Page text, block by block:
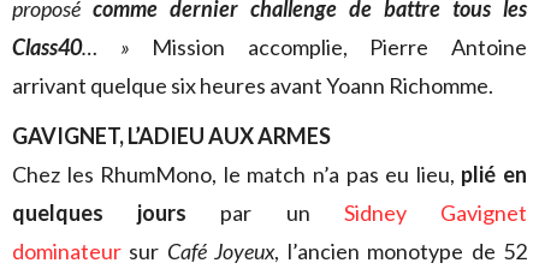
proposé comme dernier challenge de battre tous les
Class40… » Mission accomplie, Pierre Antoine
arrivant quelque six heures avant Yoann Richomme.
GAVIGNET, L’ADIEU AUX ARMES
Chez les RhumMono, le match n’a pas eu lieu, plié en
quelques jours par un Sidney Gavignet
dominateur sur Café Joyeux, l’ancien monotype de 52